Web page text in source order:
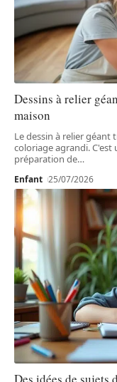
Dessins à relier
maison
Le dessin à relier géant
coloriage agrandi.
préparation de…
Enfant 25/07/2026
Des idées de sujets